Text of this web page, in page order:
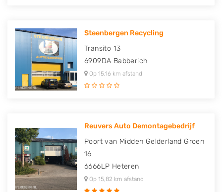
Steenbergen Recycling
Transito 13
6909DA Babberich
Op 15,16 km afstand
Reuvers Auto Demontagebedrijf
Poort van Midden Gelderland Groen
16
6666LP Heteren
Op 15,82 km afstand